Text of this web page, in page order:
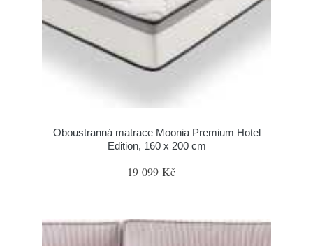
Oboustranná matrace Moonia Premium Hotel
Edition, 160 x 200 cm
19 099 Kč